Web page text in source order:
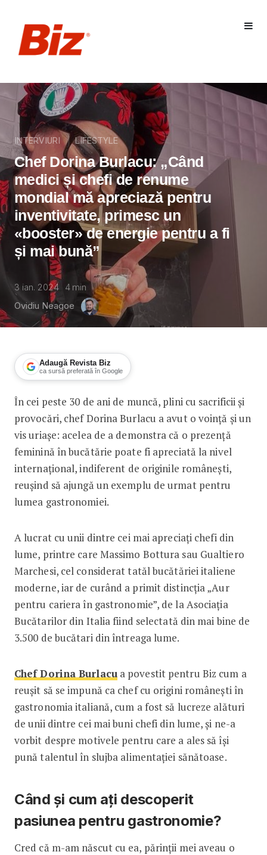
INTERVIURI LIFESTYLE
Chef Dorina Burlacu: „Când
medici și chefi de renume
mondial mă apreciază pentru
inventivitate, primesc un
«booster» de energie pentru a fi
și mai bună”
3 ian. 2024 4 min
Ovidiu Neagoe
Adaugă Revista Biz
ca sursă preferată în Google
Chef Dorina Burlacu: „Când medici
În cei peste 30 de ani de muncă, plini cu sacrificii și
provocări, chef Dorina Burlacu a avut o voință și un
vis uriașe: acelea de a demonstra că o prezență
feminină în bucătărie poate fi apreciată la nivel
internațional, indiferent de originile românești,
reușind să ajungă un exemplu de urmat pentru
lumea gastronomiei.
A lucrat cu unii dintre cei mai apreciați chefi din
lume, printre care Massimo Bottura sau Gualtiero
Marchesi, cel considerat tatăl bucătăriei italiene
moderne, iar de curând a primit distincția „Aur
pentru cariera în gastronomie”, de la Asociația
Bucătarilor din Italia fiind selectată din mai bine de
3.500 de bucătari din întreaga lume.
Chef Dorina Burlacua povestit pentru Biz cum a
reușit să se impună ca chef cu origini românești în
gastronomia italiană, cum a fost să lucreze alături
de unii dintre cei mai buni chefi din lume, și ne-a
vorbit despre motivele pentru care a ales să își
pună talentul în slujba alimentației sănătoase.
Când și cum ați descoperit
pasiunea pentru gastronomie?
Cred că m-am născut cu ea, părinții mei aveau o